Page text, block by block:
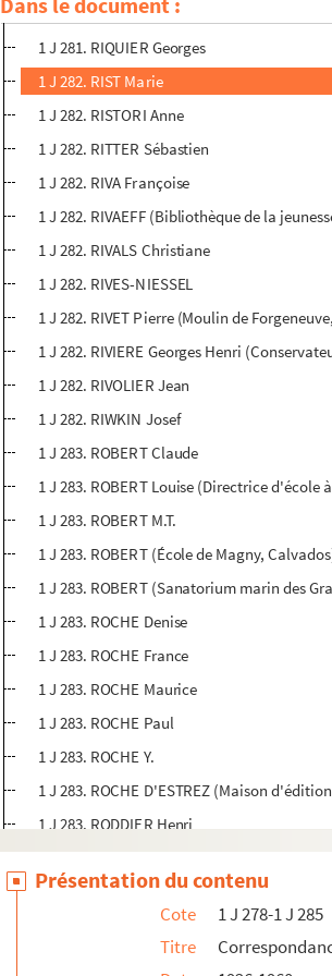
1 J 281. RIQUET François (Club "L'Oasis")
1 J 281. RIQUIER Georges
1 J 282. RIST Marie
1 J 282. RISTORI Anne
1 J 282. RITTER Sébastien
1 J 282. RIVA Françoise
1 J 282. RIVAEFF (Bibliothèque de la
1 J 282. RIVALS Christiane
1 J 282. RIVES-NIESSEL
1 J 282. RIVET Pierre (Moulin de
1 J 282. RIVIERE Georges Henri
1 J 282. RIVOLIER Jean
1 J 282. RIWKIN Josef
1 J 283. ROBERT Claude
1 J 283. ROBERT Louise (Directrice d'école
1 J 283. ROBERT M.T.
1 J 283. ROBERT (École de Magny,
1 J 283. ROBERT (Sanatorium marin des
1 J 283. ROCHE Denise
1 J 283. ROCHE France
1 J 283. ROCHE Maurice
1 J 283. ROCHE Paul
1 J 283. ROCHE Y.
1 J 283. ROCHE D'ESTREZ (Maison
1 J 283. RODDIER Henri
1 J 283. RODMELL Ilsa (Brighton)
1 J 283. ROEDER Jacques
1 J 283. ROGELET (Institutrice à Sery,
1 J 283. ROGER Bernard
Présentation du contenu
Cote
1 J 278-1 J 285
Titre